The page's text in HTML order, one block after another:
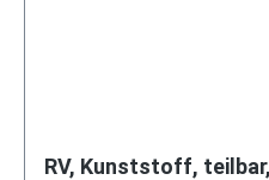
RV, Kunststoff,